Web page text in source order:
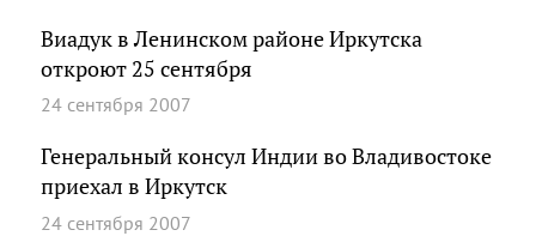
Виадук в Ленинском районе Иркутска
откроют 25 сентября
24 сентября 2007
Генеральный консул Индии во Владивостоке
приехал в Иркутск
24 сентября 2007